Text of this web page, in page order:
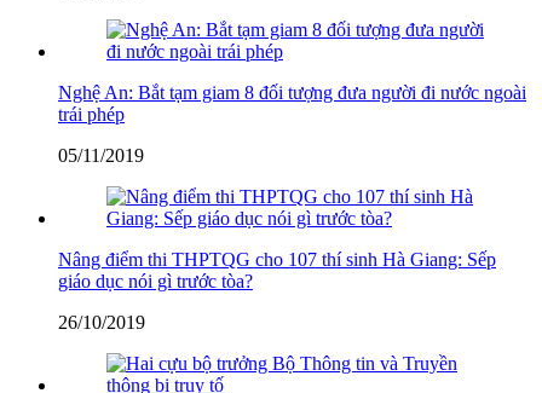
Nghệ An: Bắt tạm giam 8 đối tượng đưa người đi nước ngoài
trái phép
05/11/2019
Nâng điểm thi THPTQG cho 107 thí sinh Hà Giang: Sếp
giáo dục nói gì trước tòa?
26/10/2019